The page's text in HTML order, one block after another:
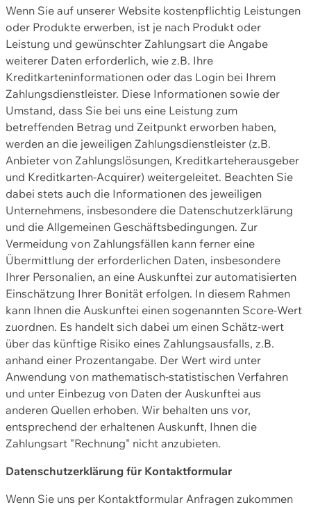
Wenn Sie auf unserer Website kostenpflichtig Leistungen
oder Produkte erwerben, ist je nach Produkt oder
Leistung und gewünschter Zahlungsart die Angabe
weiterer Daten erforderlich, wie z.B. Ihre
Kreditkarteninformationen oder das Login bei Ihrem
Zahlungsdienstleister. Diese Informationen sowie der
Umstand, dass Sie bei uns eine Leistung zum
betreffenden Betrag und Zeitpunkt erworben haben,
werden an die jeweiligen Zahlungsdienstleister (z.B.
Anbieter von Zahlungslösungen, Kreditkarteherausgeber
und Kreditkarten-Acquirer) weitergeleitet. Beachten Sie
dabei stets auch die Informationen des jeweiligen
Unternehmens, insbesondere die Datenschutzerklärung
und die Allgemeinen Geschäftsbedingungen. Zur
Vermeidung von Zahlungsfällen kann ferner eine
Übermittlung der erforderlichen Daten, insbesondere
Ihrer Personalien, an eine Auskunftei zur automatisierten
Einschätzung Ihrer Bonität erfolgen. In diesem Rahmen
kann Ihnen die Auskunftei einen sogenannten Score-Wert
zuordnen. Es handelt sich dabei um einen Schätz-wert
über das künftige Risiko eines Zahlungsausfalls, z.B.
anhand einer Prozentangabe. Der Wert wird unter
Anwendung von mathematisch-statistischen Verfahren
und unter Einbezug von Daten der Auskunftei aus
anderen Quellen erhoben. Wir behalten uns vor,
entsprechend der erhaltenen Auskunft, Ihnen die
Zahlungsart "Rechnung" nicht anzubieten.
Datenschutzerklärung für Kontaktformular
Wenn Sie uns per Kontaktformular Anfragen zukommen